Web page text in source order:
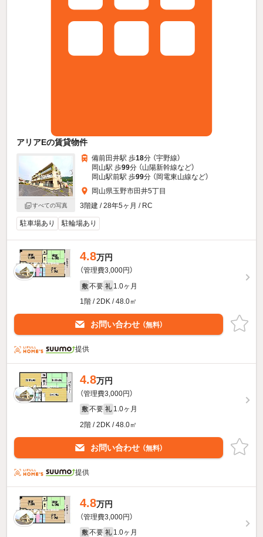
アリアEの賃貸物件
すべての写真
備前田井駅 歩18分 （宇野線）
岡山駅 歩99分 （山陽新幹線など）
岡山駅前駅 歩99分 （岡電東山線など）
岡山県玉野市田井5丁目
3階建 / 28年5ヶ月 / RC
駐車場あり 駐輪場あり
4.8万円
（管理費3,000円）
敷 不要 礼 1.0ヶ月
1階 / 2DK / 48.0㎡
お問い合わせ （無料）
提供
4.8万円
（管理費3,000円）
敷 不要 礼 1.0ヶ月
2階 / 2DK / 48.0㎡
お問い合わせ （無料）
提供
4.8万円
（管理費3,000円）
敷 不要 礼 1.0ヶ月